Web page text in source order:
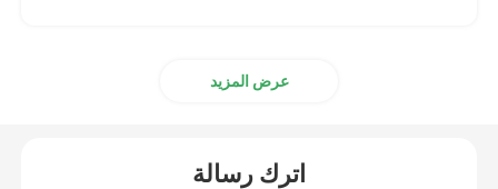
عرض المزيد
اترك رسالة